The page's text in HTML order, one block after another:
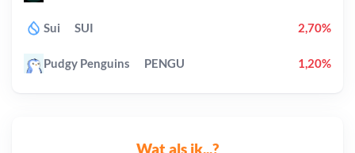
Wat als ik...?
Sui SUI 2,70%
Pudgy Penguins PENGU 1,20%